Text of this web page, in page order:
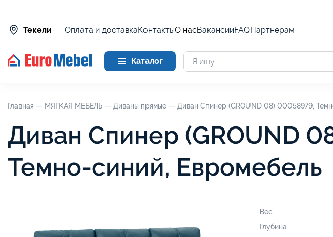
Текели Оплата и доставкаКонтактыО насВакансииFAQПартнерам
Каталог
Главная — МЯГКАЯ МЕБЕЛЬ — Диваны прямые — Диван Спинер (GROUND 08) 00058979,
Диван Спинер (GROUND
Темно-синий, Евромебель
Вес
Глубина